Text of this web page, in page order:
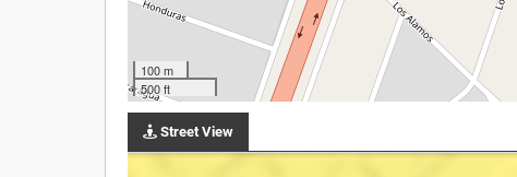
100 m
500 ft
Street View